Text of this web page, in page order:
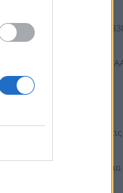
Λαμία, τηλέφωνο 22310-
κ. Θεόδωρος Χαδούλης.
Κ.Α.: 62.04 και 54.00.29,
εταιρείες ή
ανάδοχο. Η δαπάνη για
το Διοικητικό Συμβούλιο